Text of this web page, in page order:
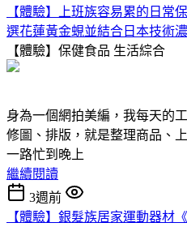
【體驗】上班族容易累的日常
選花蓮黃金蜆並結合日本技術
【體驗】保健食品 生活綜合
身為一個網拍美編，我每天的
修圖、排版，就是整理商品、
一路忙到晚上
繼續閱讀
3週前
【體驗】銀髮族居家運動器材